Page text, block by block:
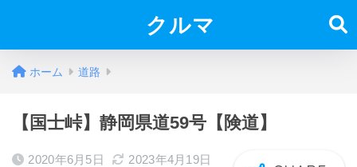
クルマ
ホーム 道路
【国士峠】静岡県道59号【険道】
2020年6月5日 2023年4月19日